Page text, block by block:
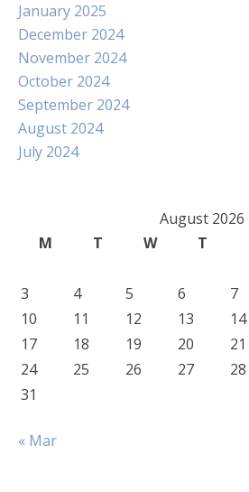
January 2025
December 2024
November 2024
October 2024
September 2024
August 2024
July 2024
August 2026
M
T W T
3
4 5 6 7
10
11 12 13 14
17
18 19 20 21
24
25 26 27 28
31
« Mar